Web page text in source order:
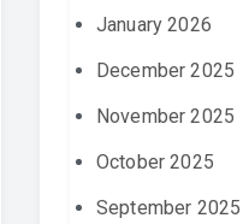
January 2026
December 2025
November 2025
October 2025
September 2025